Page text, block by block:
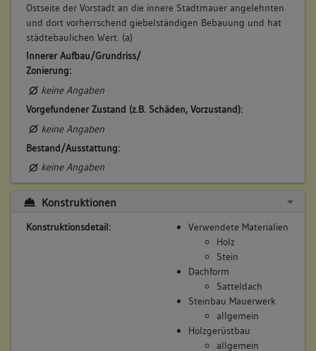
5. Besitzer:in:
(1702 - 1736)
Schmutz, Witwe
Witwe des Johann Schmutz
Bemerkung Besitz:
kauft von Witwe Mayer
Beschreibung:
Betroffene Gebäudeteile:
Obergeschoss(e)
Zeller, Jacob
Ostseite der Vorstadt an die innere Stadtmauer angelehnten
und dort vorherrschend giebelständigen Bebauung und hat
städtebaulichen Wert. (a)
Innerer Aufbau/Grundriss/
Zonierung:
keine Angaben
Vorgefundener Zustand (z.B. Schäden, Vorzustand):
keine Angaben
Bestand/Ausstattung:
keine Angaben
Konstruktionen
Konstruktionsdetail:
Verwendete Materialien
Holz
Stein
Dachform
Satteldach
Steinbau Mauerwerk
allgemein
Holzgerüstbau
allgemein